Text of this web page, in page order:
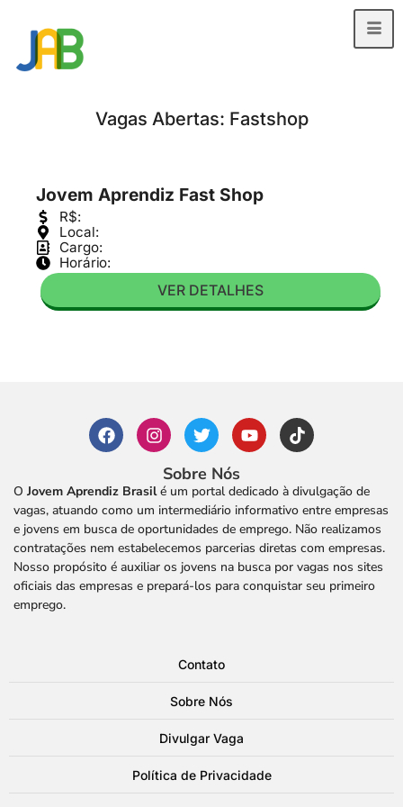
Vagas Abertas: Fastshop
Jovem Aprendiz Fast Shop
R$:
Local:
Cargo:
Horário:
VER DETALHES
Sobre Nós
O Jovem Aprendiz Brasilé um portal dedicado à divulgação de
vagas, atuando como um intermediário informativo entre empresas
e jovens em busca de oportunidades de emprego. Não realizamos
contratações nem estabelecemos parcerias diretas com empresas.
Nosso propósito é auxiliar os jovens na busca por vagas nos sites
oficiais das empresas e prepará-los para conquistar seu primeiro
emprego.
Contato
Sobre Nós
Divulgar Vaga
Política de Privacidade